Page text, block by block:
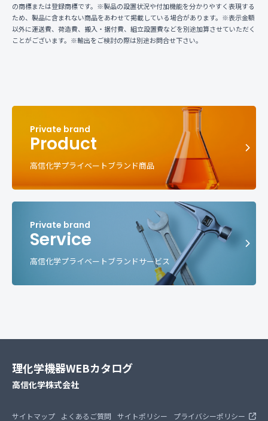
の商標または登録商標です。※製品の設置状況や付加機能を分かりやすく表現する
ため、製品に含まれない商品をあわせて掲載している場合があります。※表示金額
以外に運送費、荷造費、搬入・据付費、組立設置費などを別途加算させていただく
ことがございます。※輸出をご検討の際は別途お問合せ下さい。
Product
高信化学プライベートブランド商品
Service
高信化学プライベートブランドサービス
理化学機器WEBカタログ
高信化学株式会社
サイトマップ よくあるご質問 サイトポリシー プライバシーポリシー